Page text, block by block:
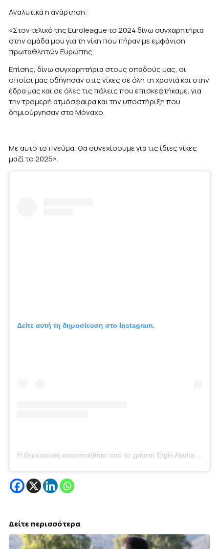
Αναλυτικά η ανάρτηση:
«Στον τελικό της Euroleague το 2024 δίνω συγχαρητήρια
στην ομάδα μου για τη νίκη που πήραν με εμφάνιση
πρωταθλητών Ευρώπης.
Επίσης, δίνω συγχαρητήρια στους οπαδούς μας, οι
οποίοι μας οδήγησαν στις νίκες σε όλη τη χρονιά και στην
έδρα μας και σε όλες τις πόλεις που επισκεφτήκαμε, για
την τρομερή ατμόσφαιρα και την υποστήριξη που
δημιούργησαν στο Μόναχο.
Με αυτό το πνεύμα, θα συνεχίσουμε για τις ίδιες νίκες
μαζί το 2025».
Δείτε αυτή τη δημοσίευση στο Instagram.
Δείτε περισσότερα